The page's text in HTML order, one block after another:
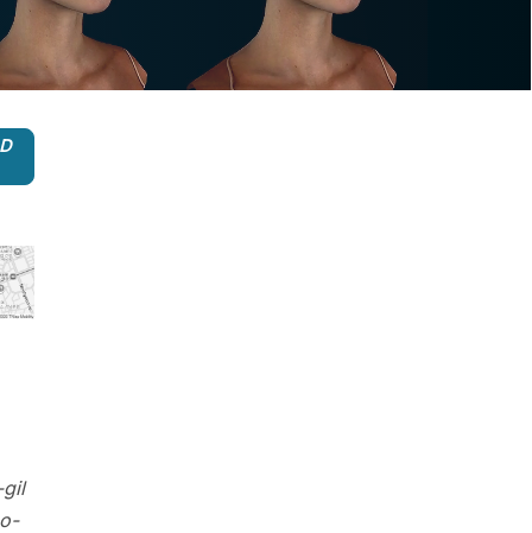
gil